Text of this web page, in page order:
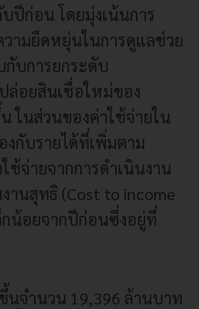
ปีก่อน โดยมุ่งเน้นการ
ามยืดหยุ่นในการดูแลช่วย
กับการยกระดับ
ล่อยสินเชื่อใหม่ของ
ในส่วนของค่าใช้จ่ายใน
กับรายได้ที่เพิ่มตาม
ช้จ่ายจากการดำเนินงาน
านสุทธิ (Cost to income
น้อยจากปีก่อนซึ่งอยู่ที่
นจำนวน 19,396 ล้านบาท